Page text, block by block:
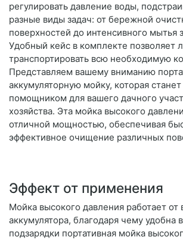
регулировать давление воды,
разные виды задач: от бережной
поверхностей до интенсивного мытья
Удобный кейс в комплекте позволяет
транспортировать всю необходимую
Представляем вашему вниманию
аккумуляторную мойку, которая
помощником для вашего дачного
хозяйства. Эта мойка высокого
отличной мощностью, обеспечивая
эффективное очищение различных
Эффект от применения
Мойка высокого давления работает от
аккумулятора, благодаря чему удобна
подзарядки портативная мойка